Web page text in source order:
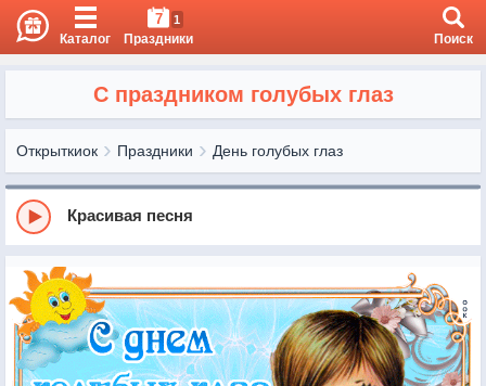
Каталог
7 1
Праздники Поиск
С праздником голубых глаз
Открыткиок Праздники День голубых глаз
Красивая песня